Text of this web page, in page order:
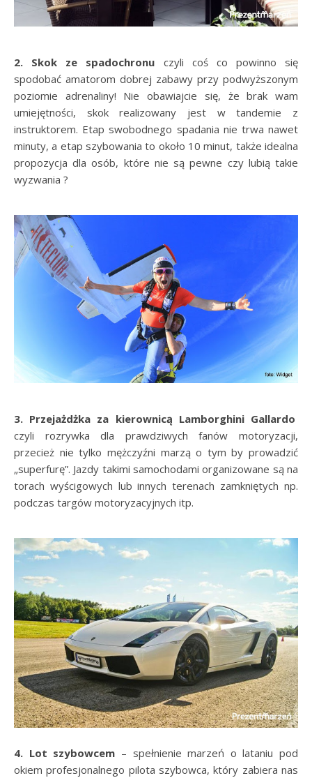
2. Skok ze spadochronu czyli coś co powinno się
spodobać amatorom dobrej zabawy przy podwyższonym
poziomie adrenaliny! Nie obawiajcie się, że brak wam
umiejętności, skok realizowany jest w tandemie z
instruktorem. Etap swobodnego spadania nie trwa nawet
minuty, a etap szybowania to około 10 minut, także idealna
propozycja dla osób, które nie są pewne czy lubią takie
wyzwania ?
3. Przejażdżka za kierownicą Lamborghini Gallardo
czyli rozrywka dla prawdziwych fanów motoryzacji,
przecież nie tylko mężczyźni marzą o tym by prowadzić
„superfurę”. Jazdy takimi samochodami organizowane są na
torach wyścigowych lub innych terenach zamkniętych np.
podczas targów motoryzacyjnych itp.
4. Lot szybowcem – spełnienie marzeń o lataniu pod
okiem profesjonalnego pilota szybowca, który zabiera nas